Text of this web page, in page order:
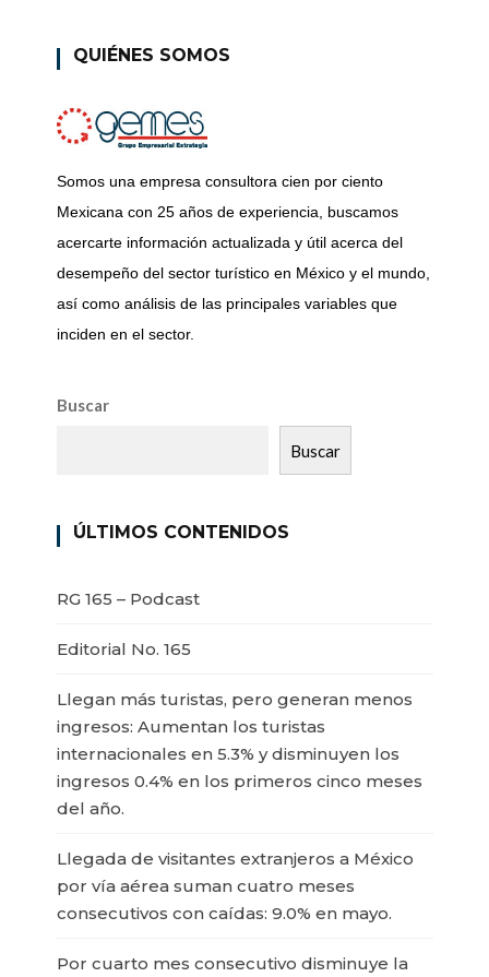
QUIÉNES SOMOS
Somos una empresa consultora cien por ciento
Mexicana con 25 años de experiencia, buscamos
acercarte información actualizada y útil acerca del
desempeño del sector turístico en México y el mundo,
así como análisis de las principales variables que
inciden en el sector.
Buscar
Buscar
ÚLTIMOS CONTENIDOS
RG 165 – Podcast
Editorial No. 165
Llegan más turistas, pero generan menos
ingresos: Aumentan los turistas
internacionales en 5.3% y disminuyen los
ingresos 0.4% en los primeros cinco meses
del año.
Llegada de visitantes extranjeros a México
por vía aérea suman cuatro meses
consecutivos con caídas: 9.0% en mayo.
Por cuarto mes consecutivo disminuye la